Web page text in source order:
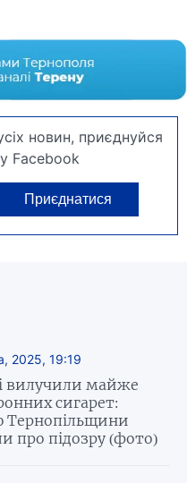
новин, приєднуйся
Facebook
Приєднатися
2025, 19:19
вилучили майже
сигарет:
про підозру (фото)